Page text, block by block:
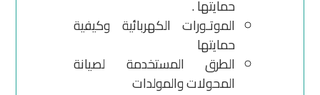
حمايتها .
الموتـورات الكهربائية وكيفية
حمايتها
الطرق المستخدمة لصيانة
المحولات والمولدات